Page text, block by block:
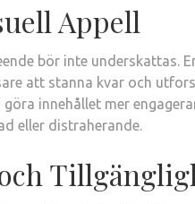
Appell
bör inte underskattas.
att stanna kvar och
innehållet mer
eller distraherande.